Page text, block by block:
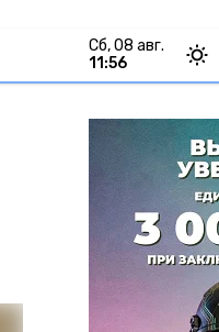
сб, 08 авг.
11:56